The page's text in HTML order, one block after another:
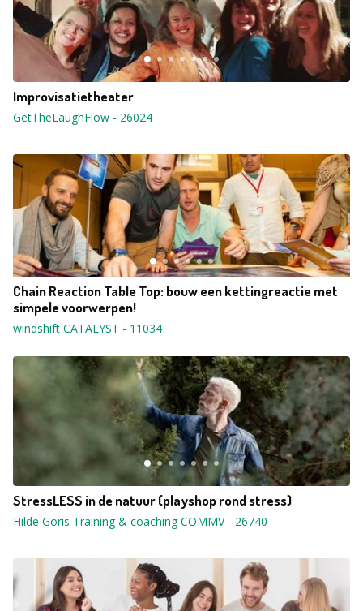
Improvisatietheater
GetTheLaughFlow - 26024
Chain Reaction Table Top: bouw een kettingreactie met
simpele voorwerpen!
windshift CATALYST - 11034
StressLESS in de natuur (playshop rond stress)
Hilde Goris Training & coaching COMMV- 26740